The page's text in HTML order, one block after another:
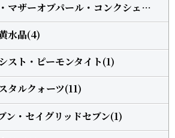
シェル・貝・マザーオブパール・コンクシェル(1)
水晶(4)
スト・ピーモンタイト(1)
タルクォーツ(11)
ン・セイグリッドセブン(1)